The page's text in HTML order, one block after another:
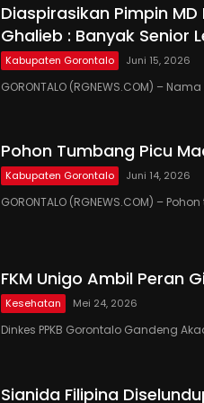
Diaspirasikan Pimpin
Ghalieb : Banyak Senior
Kabupaten Gorontalo Juni 15, 2026
GORONTALO (RGNEWS.COM) –
Pohon Tumbang Picu
Kabupaten Gorontalo Juni 14, 2026
GORONTALO (RGNEWS.COM) –
FKM Unigo Ambil Peran
Kesehatan Mei 24, 2026
Dinkes PPKB Gorontalo Gandeng
Sianida Filipina